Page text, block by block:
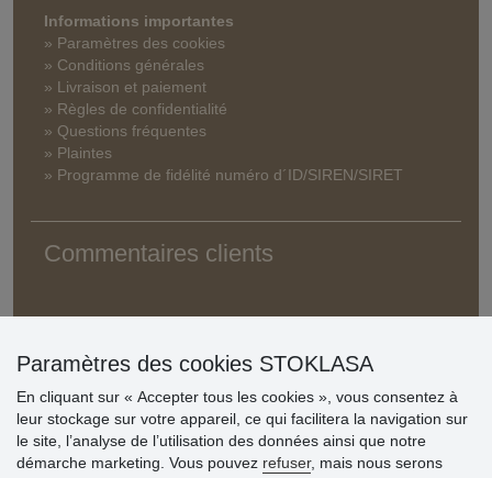
Informations importantes
» Paramètres des cookies
» Conditions générales
» Livraison et paiement
» Règles de confidentialité
» Questions fréquentes
» Plaintes
» Programme de fidélité numéro d´ID/SIREN/SIRET
Commentaires clients
Paramètres des cookies STOKLASA
En cliquant sur « Accepter tous les cookies », vous consentez à
leur stockage sur votre appareil, ce qui facilitera la navigation sur
le site, l’analyse de l’utilisation des données ainsi que notre
démarche marketing. Vous pouvez refuser, mais nous serons